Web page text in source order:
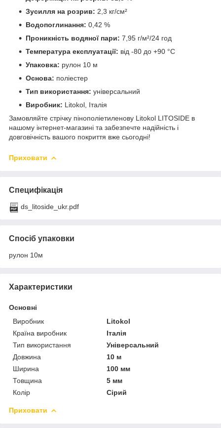
Зусилля на розрив: 2,3 кг/см²
Водопоглинання: 0,42 %
Проникність водяної пари: 7,95 г/м²/24 год
Температура експлуатації: від -80 до +90 °C
Упаковка: рулон 10 м
Основа: поліестер
Тип використання: універсальний
Виробник: Litokol, Італія
Замовляйте стрічку пінополіетиленову Litokol LITOSIDE в
нашому інтернет-магазині та забезпечте надійність і
довговічність вашого покриття вже сьогодні!
Приховати
Специфікація
ds_litoside_ukr.pdf
Спосіб упаковки
рулон 10м
Характеристики
Основні
Виробник
Litokol
Країна виробник
Італія
Тип використання
Універсальний
Довжина
10 м
Ширина
100 мм
Товщина
5 мм
Колір
Сірий
Приховати